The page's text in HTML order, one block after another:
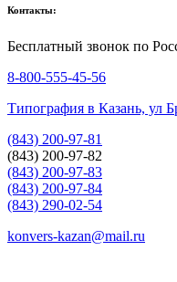
Контакты:
Бесплатный звонок по
8-800-555-45-56
Типография в Казань, ул
(843) 200-97-81
(843) 200-97-82
(843) 200-97-83
(843) 200-97-84
(843) 290-02-54
konvers-kazan@mail.ru